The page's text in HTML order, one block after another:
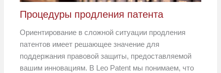
Процедуры продления патента
Ориентирование в сложной ситуации продления
патентов имеет решающее значение для
поддержания правовой защиты, предоставляемой
вашим инновациям. В Leo Patent мы понимаем, что